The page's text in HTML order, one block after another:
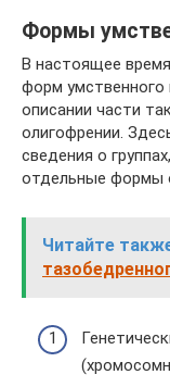
Формы
В настоящее
форм умственного
описании части
олигофрении.
сведения о
отдельные формы
Читайте